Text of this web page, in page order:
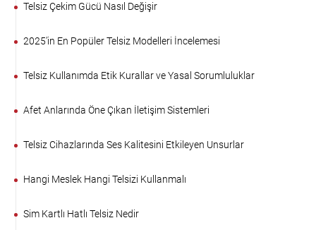
Telsiz Çekim Gücü Nasıl Değişir
2025’in En Popüler Telsiz Modelleri İncelemesi
Telsiz Kullanımda Etik Kurallar ve Yasal Sorumluluklar
Afet Anlarında Öne Çıkan İletişim Sistemleri
Telsiz Cihazlarında Ses Kalitesini Etkileyen Unsurlar
Hangi Meslek Hangi Telsizi Kullanmalı
Sim Kartlı Hatlı Telsiz Nedir